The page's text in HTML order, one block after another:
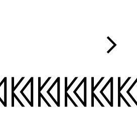
arrow_forward_ios